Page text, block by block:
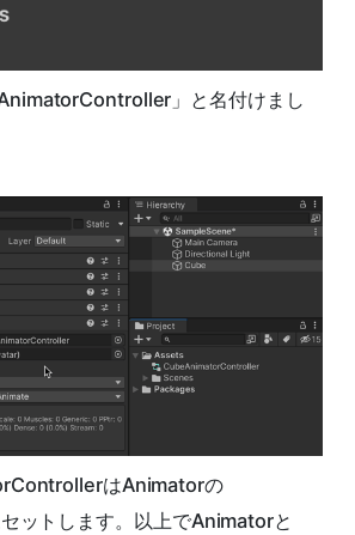
」と名付けまし
はAnimatorの
ットします。以上でAnimatorと